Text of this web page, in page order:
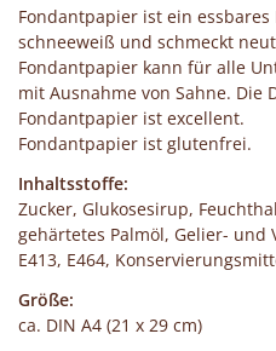
Fondantpapier ist ein
schneeweiß und schmeckt
Fondantpapier kann für alle
mit Ausnahme von Sahne. Die
Fondantpapier ist excellent.
Fondantpapier ist glutenfrei.
Inhaltsstoffe:
Zucker, Glukosesirup,
gehärtetes Palmöl, Gelier- und
E413, E464,
Größe:
ca. DIN A4 (21 x 29 cm)